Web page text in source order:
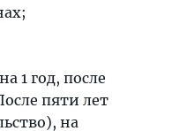
1 год, после
пяти лет
на